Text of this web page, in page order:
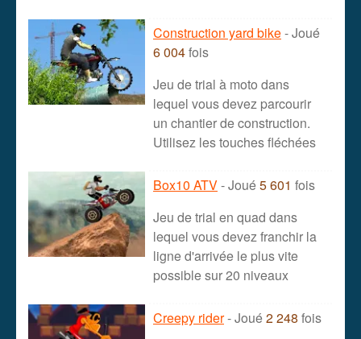
Construction yard bike- Joué
6 004fois
Jeu de trial à moto dans
lequel vous devez parcourir
un chantier de construction.
Utilisez les touches fléchées
Box10 ATV- Joué5 601 fois
Jeu de trial en quad dans
lequel vous devez franchir la
ligne d'arrivée le plus vite
possible sur 20 niveaux
Creepy rider- Joué2 248 fois